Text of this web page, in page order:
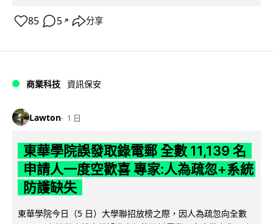
85 5 ↗ 分享
商業科技 資訊保安
Lawton 1 日
東華學院誤發取錄電郵 全數 11,139 名
申請人一度空歡喜 專家:人為疏忽+系統
防護缺失
東華學院今日（5 日）大學聯招放榜之際，因人為疏忽向全數